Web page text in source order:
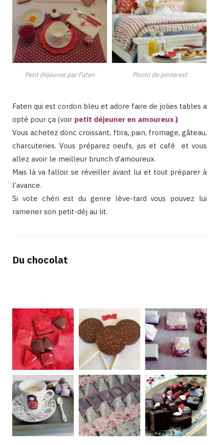
Petit déjeuner par Faten Photo de pinterest
Faten qui est cordon bleu et adore faire de jolies tables a
opté pour ça (voir petit déjeuner en amoureux )
Vous achetez donc croissant, ftira, pain, fromage, gâteau,
charcuteries. Vous préparez oeufs, jus et café et vous
allez avoir le meilleur brunch d’amoureux.
Mais là va falloir se réveiller avant lui et tout préparer à
l’avance.
Si vote chéri est du genre lève-tard vous pouvez lui
ramener son petit-déj au lit.
Du chocolat